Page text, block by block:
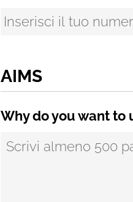
AIMS
Why do you want